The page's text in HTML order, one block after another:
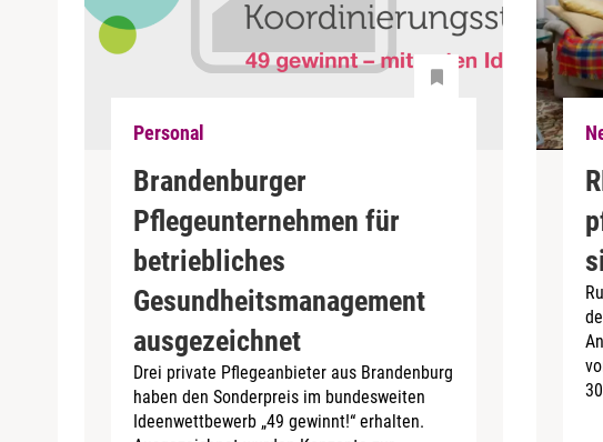
Personal
Brandenburger
Pflegeunternehmen für
betriebliches
Gesundheitsmanagement
ausgezeichnet
Drei private Pflegeanbieter aus Brandenburg
haben den Sonderpreis im bundesweiten
Ideenwettbewerb „49 gewinnt!“ erhalten.